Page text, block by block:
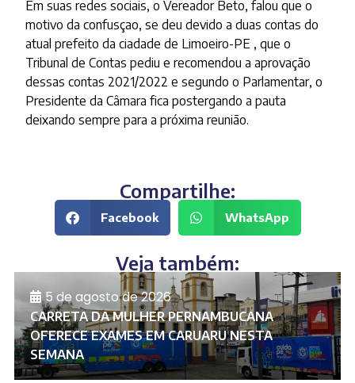
Em suas redes sociais, o Vereador Beto, falou que o
motivo da confusçao, se deu devido a duas contas do
atual prefeito da ciadade de Limoeiro-PE , que o
Tribunal de Contas pediu e recomendou a aprovação
dessas contas 2021/2022 e segundo o Parlamentar, o
Presidente da Câmara fica postergando a pauta
deixando sempre para a próxima reunião.
Compartilhe:
Facebook WhatsApp
Veja também:
5 de agosto de 2026
CARRETA DA MULHER PERNAMBUCANA
OFERECE EXAMES EM CARUARU NESTA
SEMANA